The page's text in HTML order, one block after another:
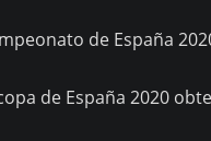
de España
de España 2020